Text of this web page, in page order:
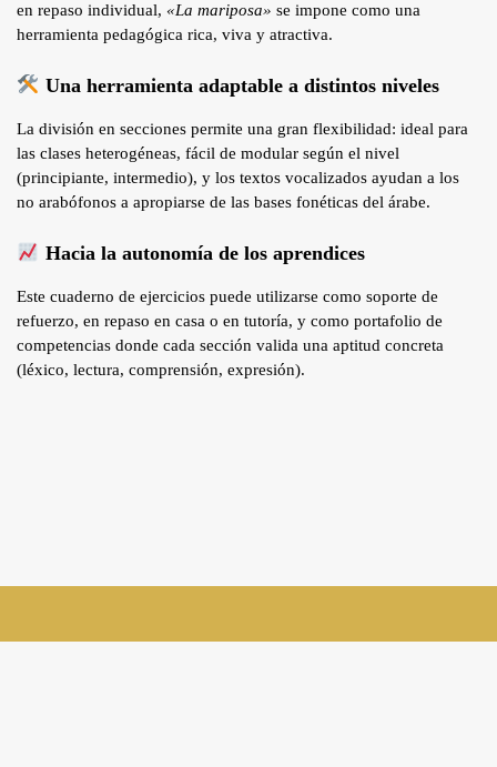
en repaso individual, «La mariposa» se impone como una
herramienta pedagógica rica, viva y atractiva.
Una herramienta adaptable a distintos niveles
La división en secciones permite una gran flexibilidad: ideal para
las clases heterogéneas, fácil de modular según el nivel
(principiante, intermedio), y los textos vocalizados ayudan a los
no arabófonos a apropiarse de las bases fonéticas del árabe.
Hacia la autonomía de los aprendices
Este cuaderno de ejercicios puede utilizarse como soporte de
refuerzo, en repaso en casa o en tutoría, y como portafolio de
competencias donde cada sección valida una aptitud concreta
(léxico, lectura, comprensión, expresión).